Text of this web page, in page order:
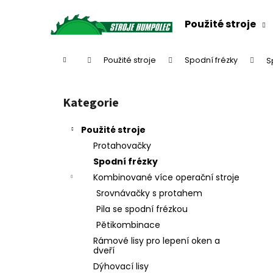
Použité stroje
Domů Použité stroje Spodní frézky
Přeskočit
kategorie
Kategorie
Použité stroje
Protahovačky
Spodní frézky
Kombinované více operační stroje
Srovnávačky s protahem
Pila se spodní frézkou
Pětikombinace
Rámové lisy pro lepení oken a
dveří
Dýhovací lisy
Zpět
Zpět